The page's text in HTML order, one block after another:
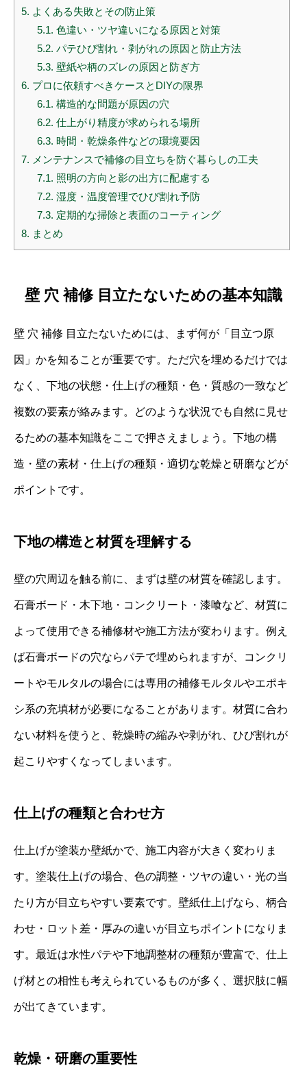
5. よくある失敗とその防止策
5.1. 色違い・ツヤ違いになる原因と対策
5.2. パテひび割れ・剥がれの原因と防止方法
5.3. 壁紙や柄のズレの原因と防ぎ方
6. プロに依頼すべきケースとDIYの限界
6.1. 構造的な問題が原因の穴
6.2. 仕上がり精度が求められる場所
6.3. 時間・乾燥条件などの環境要因
7. メンテナンスで補修の目立ちを防ぐ暮らしの工夫
7.1. 照明の方向と影の出方に配慮する
7.2. 湿度・温度管理でひび割れ予防
7.3. 定期的な掃除と表面のコーティング
8. まとめ
壁 穴 補修 目立たないための基本知識
壁 穴 補修 目立たないためには、まず何が「目立つ原
因」かを知ることが重要です。ただ穴を埋めるだけでは
なく、下地の状態・仕上げの種類・色・質感の一致など
複数の要素が絡みます。どのような状況でも自然に見せ
るための基本知識をここで押さえましょう。下地の構
造・壁の素材・仕上げの種類・適切な乾燥と研磨などが
ポイントです。
下地の構造と材質を理解する
壁の穴周辺を触る前に、まずは壁の材質を確認します。
石膏ボード・木下地・コンクリート・漆喰など、材質に
よって使用できる補修材や施工方法が変わります。例え
ば石膏ボードの穴ならパテで埋められますが、コンクリ
ートやモルタルの場合には専用の補修モルタルやエポキ
シ系の充填材が必要になることがあります。材質に合わ
ない材料を使うと、乾燥時の縮みや剥がれ、ひび割れが
起こりやすくなってしまいます。
仕上げの種類と合わせ方
仕上げが塗装か壁紙かで、施工内容が大きく変わりま
す。塗装仕上げの場合、色の調整・ツヤの違い・光の当
たり方が目立ちやすい要素です。壁紙仕上げなら、柄合
わせ・ロット差・厚みの違いが目立ちポイントになりま
す。最近は水性パテや下地調整材の種類が豊富で、仕上
げ材との相性も考えられているものが多く、選択肢に幅
が出てきています。
乾燥・研磨の重要性